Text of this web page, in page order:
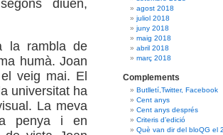
diuen,
la rambla de
humà. Joan
veig mai. El
universitat ha
La meva
penya i en
agost 2018
juliol 2018
juny 2018
maig 2018
abril 2018
març 2018
Complements
Butlletí,Twitter, Facebook
Cent anys
Cent anys després
Criteris d’edició
Què van dir del bloQG el